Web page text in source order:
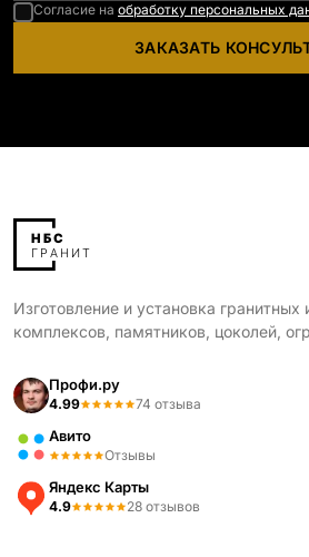
Согласие на обработку персональных
ЗАКАЗАТЬ
Изготовление и установка гранитных
комплексов, памятников, цоколей,
Профи.ру
4.99 74 отзыва
Авито
Отзывы
Яндекс Карты
4.9 28 отзывов